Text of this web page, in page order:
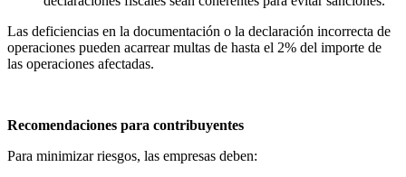
Las deficiencias en la documentación o la declaración incorrecta de
operaciones pueden acarrear multas de hasta el 2% del importe de
las operaciones afectadas.
Recomendaciones para contribuyentes
Para minimizar riesgos, las empresas deben: